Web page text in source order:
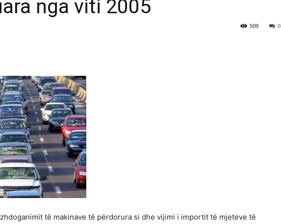
nga viti 2005
0
509
të makinave të përdorura si dhe vijimi i importit të mjeteve të